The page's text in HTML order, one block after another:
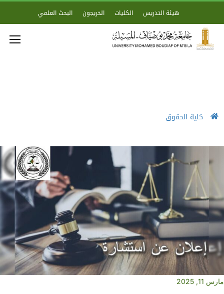
هيئة التدريس الكليات الخريجون البحث العلمي
كلية الحقوق
مارس 11, 2025